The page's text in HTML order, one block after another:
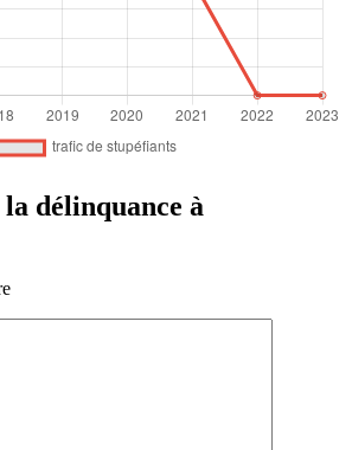
délinquance à